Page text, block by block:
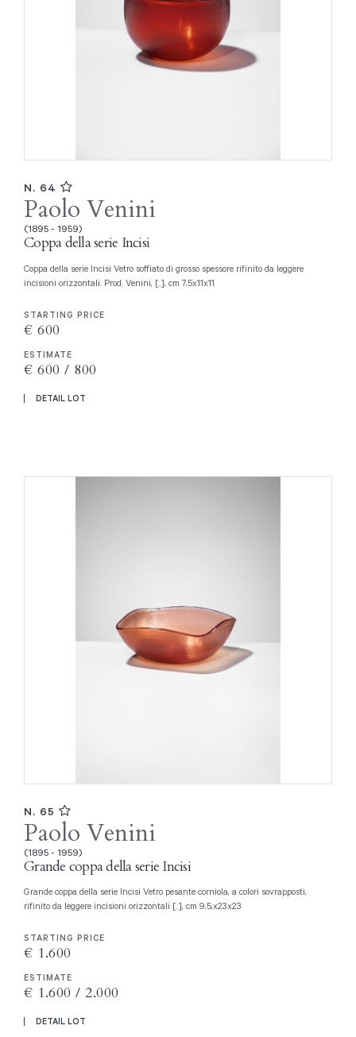
N. 64
Paolo Venini
(1895 - 1959)
Coppa della serie Incisi
Coppa della serie Incisi Vetro soffiato di grosso spessore rifinito da leggere
incisioni orizzontali. Prod. Venini, [..], cm 7,5x11x11
STARTING PRICE
€ 600
ESTIMATE
€ 600 / 800
DETAIL LOT
N. 65
Paolo Venini
(1895 - 1959)
Grande coppa della serie Incisi
Grande coppa della serie Incisi Vetro pesante corniola, a colori sovrapposti,
rifinito da leggere incisioni orizzontali [..], cm 9,5,x23x23
STARTING PRICE
€ 1.600
ESTIMATE
€ 1.600 / 2.000
DETAIL LOT